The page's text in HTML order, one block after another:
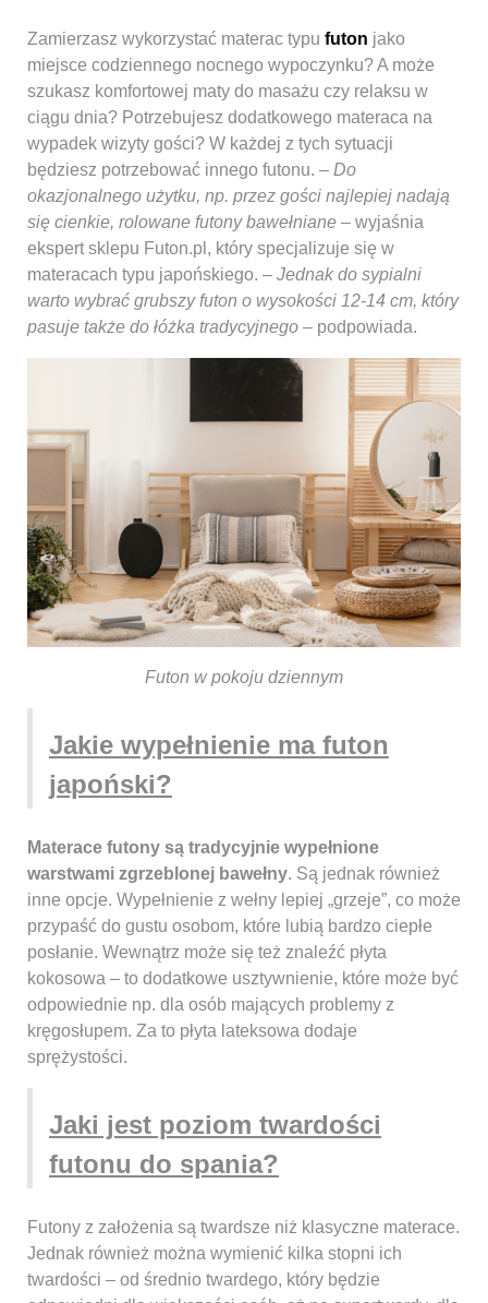
Zamierzasz wykorzystać materac typu futon jako
miejsce codziennego nocnego wypoczynku? A może
szukasz komfortowej maty do masażu czy relaksu w
ciągu dnia? Potrzebujesz dodatkowego materaca na
wypadek wizyty gości? W każdej z tych sytuacji
będziesz potrzebować innego futonu. – Do
okazjonalnego użytku, np. przez gości najlepiej nadają
się cienkie, rolowane futony bawełniane – wyjaśnia
ekspert sklepu Futon.pl, który specjalizuje się w
materacach typu japońskiego. – Jednak do sypialni
warto wybrać grubszy futon o wysokości 12-14 cm, który
pasuje także do łóżka tradycyjnego – podpowiada.
Futon w pokoju dziennym
Jakie wypełnienie ma futon
japoński?
Materace futony są tradycyjnie wypełnione
warstwami zgrzeblonej bawełny. Są jednak również
inne opcje. Wypełnienie z wełny lepiej „grzeje”, co może
przypaść do gustu osobom, które lubią bardzo ciepłe
posłanie. Wewnątrz może się też znaleźć płyta
kokosowa – to dodatkowe usztywnienie, które może być
odpowiednie np. dla osób mających problemy z
kręgosłupem. Za to płyta lateksowa dodaje
sprężystości.
Jaki jest poziom twardości
futonu do spania?
Futony z założenia są twardsze niż klasyczne materace.
Jednak również można wymienić kilka stopni ich
twardości – od średnio twardego, który będzie